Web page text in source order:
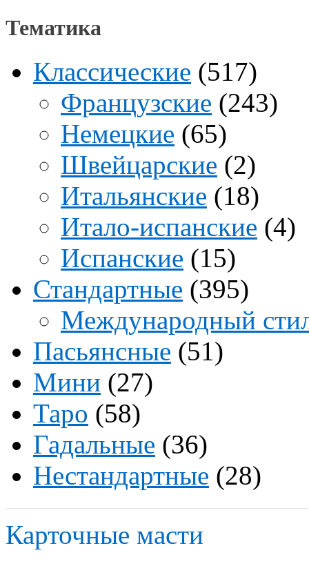
Тематика
Классические (517)
Французские (243)
Немецкие (65)
Швейцарские (2)
Итальянские (18)
Итало-испанские (4)
Испанские (15)
Стандартные (395)
Международный
Пасьянсные (51)
Мини (27)
Таро (58)
Гадальные (36)
Нестандартные (28)
Карточные масти